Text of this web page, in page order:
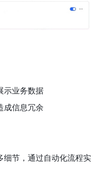
示业务数据
成信息冗余
细节，通过自动化流程实